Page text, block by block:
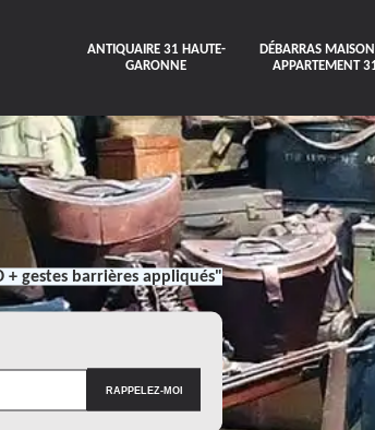
ANTIQUAIRE 31 HAUTE-
GARONNE
DÉBARRAS
APPARTEMENT
+ gestes barrières appliqués"